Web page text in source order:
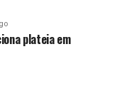
plateia em